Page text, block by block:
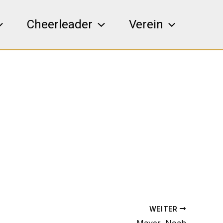
Cheerleader Verein
WEITER